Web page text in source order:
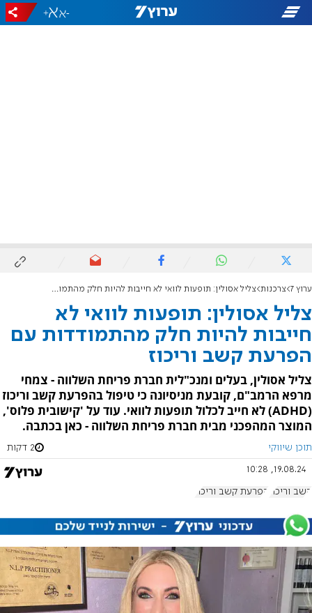
-
+
ערוץ 7 צרכנות צליל אסולין: תופעות לוואי לא חייבות להיות חלק מהתמודדות עם הפרעת קשב וריכוז
צליל אסולין: תופעות לוואי לא
חייבות להיות חלק מהתמודדות עם
הפרעת קשב וריכוז
צליל אסולין, בעלים ומנכ"לית חברת פריחת השלווה - צמחי
מרפא הרמב"ם, קובעת מניסיונה כי טיפול בהפרעת קשב וריכוז
(ADHD) לא חייב לכלול תופעות לוואי. עוד על 'קישובית פלוס',
המוצר המהפכני מבית חברת פריחת השלווה - כאן בכתבה.
תוכן שיווקי 2 דקות
19.08.24, 10:28
קשב וריכוז הפרעת קשב וריכוז